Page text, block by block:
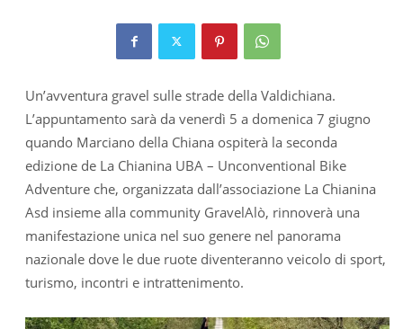
Un’avventura gravel sulle strade della Valdichiana.
L’appuntamento sarà da venerdì 5 a domenica 7 giugno
quando Marciano della Chiana ospiterà la seconda
edizione de La Chianina UBA – Unconventional Bike
Adventure che, organizzata dall’associazione La Chianina
Asd insieme alla community GravelAlò, rinnoverà una
manifestazione unica nel suo genere nel panorama
nazionale dove le due ruote diventeranno veicolo di sport,
turismo, incontri e intrattenimento.